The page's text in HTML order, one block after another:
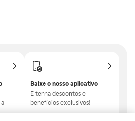
Baixe o nosso aplicativo
E tenha descontos e
benefícios exclusivos!